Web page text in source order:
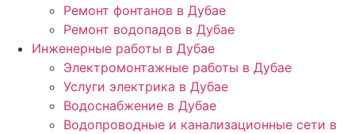
Ремонт фонтанов в Дубае
Ремонт водопадов в Дубае
Инженерные работы в Дубае
Электромонтажные работы в Дубае
Услуги электрика в Дубае
Водоснабжение в Дубае
Водопроводные и канализационные сети в